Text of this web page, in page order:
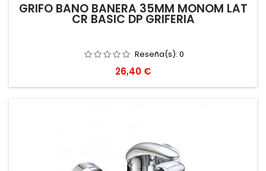
GRIFO BAÑO BAÑERA 35MM MONOM LAT
CR BASIC DP GRIFERIA
Reseña(s): 0
Precio
26,40 €